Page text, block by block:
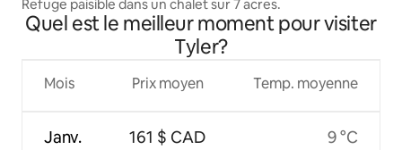
Refuge paisible dans un chalet sur 7 acres.
Quel est le meilleur moment pour visiter
Tyler?
Mois
Janv.
Prix moyen
161 $ CAD
Temp. moyenne
9 °C